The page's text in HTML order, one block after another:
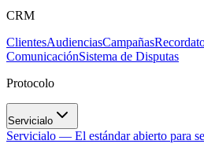
CRM
ClientesAudienciasCampañas
ComunicaciónSistema de Disputas
Protocolo
Servicialo
Servicialo — El estándar abierto para